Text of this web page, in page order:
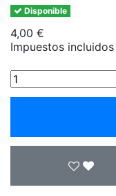
Disponible
4,00 €
Impuestos incluidos